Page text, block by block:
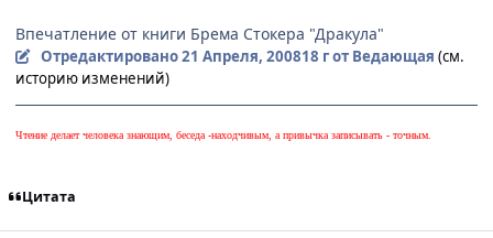
Впечатление от книги Брема Стокера "Дракула"
Отредактировано21 Апреля, 200818 гот Ведающая (см.
историю изменений)
Чтение делает человека знающим, беседа -находчивым, а привычка записывать - точным.
Цитата